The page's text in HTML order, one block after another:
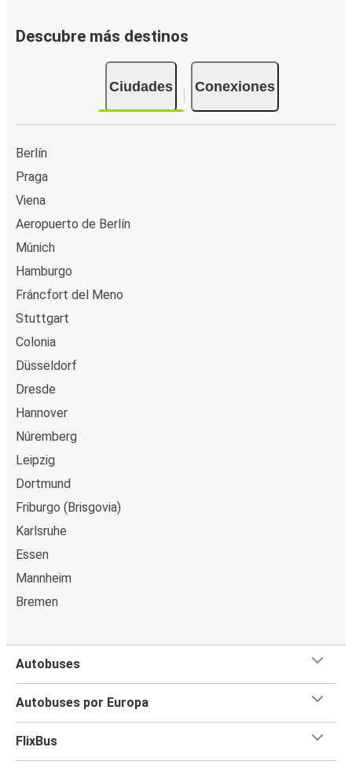
Descubre más destinos
Ciudades Conexiones
Berlín
Praga
Viena
Aeropuerto de Berlín
Múnich
Hamburgo
Fráncfort del Meno
Stuttgart
Colonia
Düsseldorf
Dresde
Hannover
Núremberg
Leipzig
Dortmund
Friburgo (Brisgovia)
Karlsruhe
Essen
Mannheim
Bremen
Autobuses
Autobuses por Europa
FlixBus